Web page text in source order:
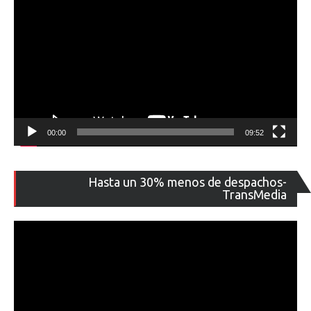
00:00 09:52
Hasta un 30% menos de despachos-
TransMedia
de